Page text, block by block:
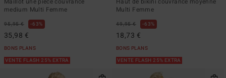
medium Multi Femme
95,95 € 63%
35,98 €
BONS PLANS
VENTE FLASH 25% EXTRA
Multi Femme
49,95 € 63%
18,73 €
BONS PLANS
VENTE FLASH 25% EXTRA